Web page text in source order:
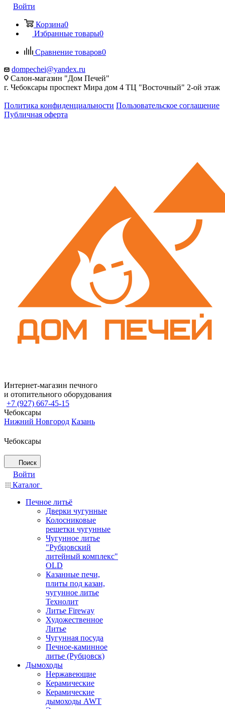
Войти
Корзина0
Избранные товары0
Сравнение товаров0
dompechei@yandex.ru
Салон-магазин "Дом Печей"
г. Чебоксары проспект Мира дом 4 ТЦ "Восточный" 2-ой этаж
Политика конфиденциальности Пользовательское соглашение
Публичная оферта
Интернет-магазин печного
и отопительного оборудования
+7 (927) 667-45-15
Чебоксары
Нижний Новгород Казань
Чебоксары
Поиск
Войти
Каталог
Печное литьё
Дверки чугунные
Колосниковые
решетки чугунные
Чугунное литье
"Рубцовский
литейный комплекс"
OLD
Казанные печи,
плиты под казан,
чугунное литье
Технолит
Литье Fireway
Художественное
Литье
Чугунная посуда
Печное-каминное
литье (Рубцовск)
Дымоходы
Нержавеющие
Керамические
Керамические
дымоходы AWT